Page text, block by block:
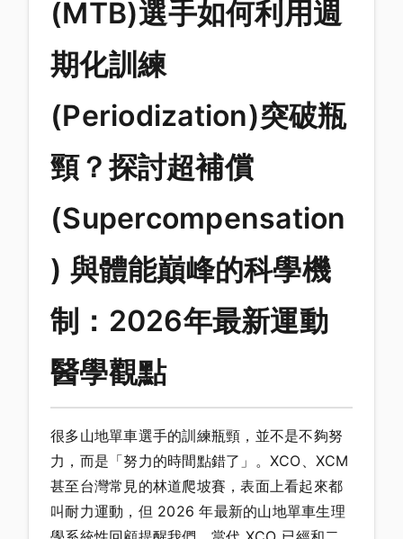
(MTB)選手如何利用週
期化訓練
(Periodization)突破瓶
頸？探討超補償
(Supercompensation
) 與體能巔峰的科學機
制：2026年最新運動
醫學觀點
很多山地單車選手的訓練瓶頸，並不是不夠努
力，而是「努力的時間點錯了」。XCO、XCM
甚至台灣常見的林道爬坡賽，表面上看起來都
叫耐力運動，但 2026 年最新的山地單車生理